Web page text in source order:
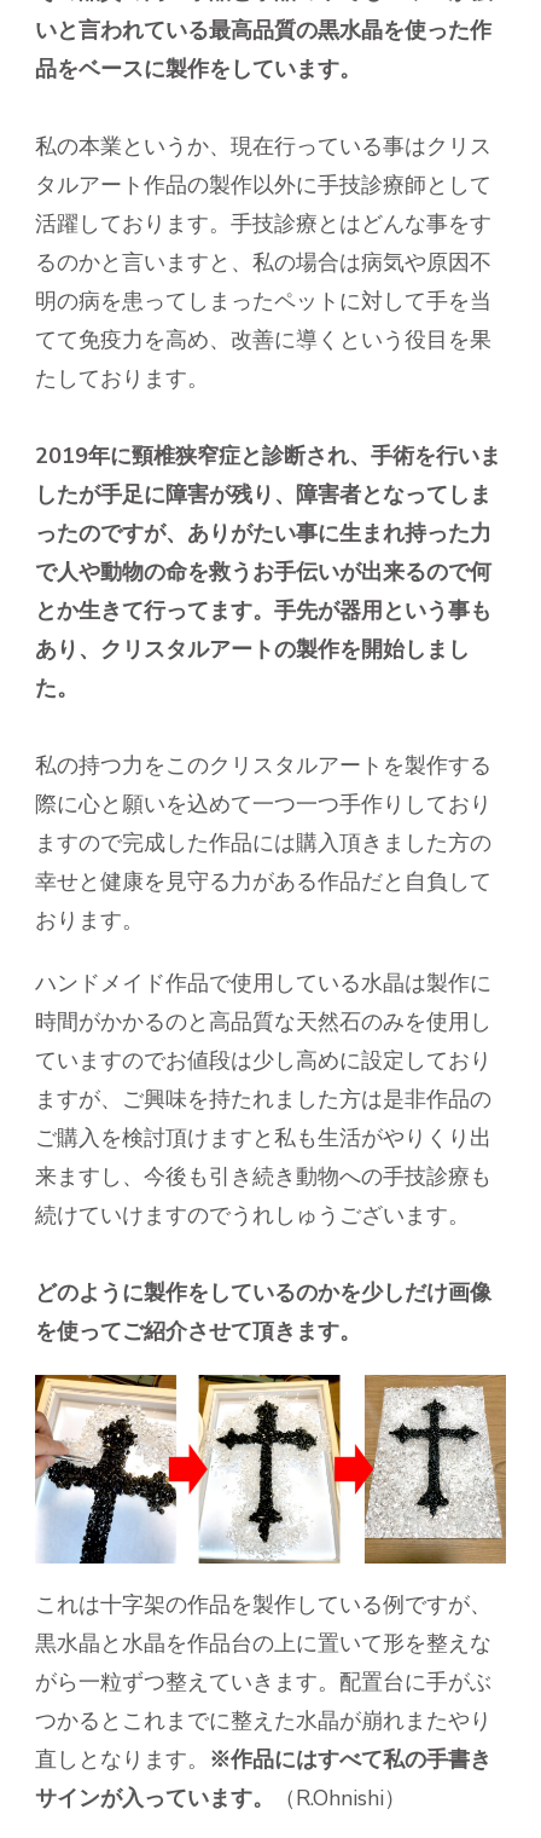
いと言われている最高品質の黒水晶を使った作
品をベースに製作をしています。
私の本業というか、現在行っている事はクリス
タルアート作品の製作以外に手技診療師として
活躍しております。手技診療とはどんな事をす
るのかと言いますと、私の場合は病気や原因不
明の病を患ってしまったペットに対して手を当
てて免疫力を高め、改善に導くという役目を果
たしております。
2019年に頸椎狭窄症と診断され、手術を行いま
したが手足に障害が残り、障害者となってしま
ったのですが、ありがたい事に生まれ持った力
で人や動物の命を救うお手伝いが出来るので何
とか生きて行ってます。手先が器用という事も
あり、クリスタルアートの製作を開始しまし
た。
私の持つ力をこのクリスタルアートを製作する
際に心と願いを込めて一つ一つ手作りしており
ますので完成した作品には購入頂きました方の
幸せと健康を見守る力がある作品だと自負して
おります。
ハンドメイド作品で使用している水晶は製作に
時間がかかるのと高品質な天然石のみを使用し
ていますのでお値段は少し高めに設定しており
ますが、ご興味を持たれました方は是非作品の
ご購入を検討頂けますと私も生活がやりくり出
来ますし、今後も引き続き動物への手技診療も
続けていけますのでうれしゅうございます。
どのように製作をしているのかを少しだけ画像
を使ってご紹介させて頂きます。
これは十字架の作品を製作している例ですが、
黒水晶と水晶を作品台の上に置いて形を整えな
がら一粒ずつ整えていきます。配置台に手がぶ
つかるとこれまでに整えた水晶が崩れまたやり
直しとなります。 ※作品にはすべて私の手書き
サインが入っています。
（R.Ohnishi）